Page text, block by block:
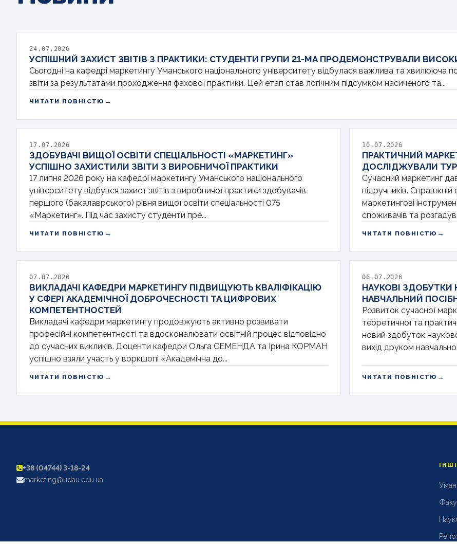
24.07.2026
УСПІШНИЙ ЗАХИСТ ЗВІТІВ З ПРАКТИКИ: СТУДЕНТИ ГРУПИ 21-МА ПРОДЕМОНСТРУВАЛИ
Сьогодні на кафедрі маркетингу Уманського національного університету відбулася важлива та хвилююча
звіти за результатами проходження фахової практики. Цей етап став логічним підсумком насиченого та...
ЧИТАТИ ПОВНІСТЮ →
17.07.2026
ЗДОБУВАЧІ ВИЩОЇ ОСВІТИ СПЕЦІАЛЬНОСТІ «МАРКЕТИНГ»
УСПІШНО ЗАХИСТИЛИ ЗВІТИ З ВИРОБНИЧОЇ ПРАКТИКИ
17 липня 2026 року на кафедрі маркетингу Уманського національного
університету відбувся захист звітів з виробничої практики здобувачів
першого (бакалаврського) рівня вищої освіти спеціальності 075
«Маркетинг». Під час захисту студенти пре...
ЧИТАТИ ПОВНІСТЮ →
10.07.2026
ПРАКТИЧНИЙ
ДОСЛІДЖУВАЛИ
Сучасний маркетинг
підручників.
маркетингові
споживачів та
ЧИТАТИ ПОВНІСТЮ →
07.07.2026
ВИКЛАДАЧІ КАФЕДРИ МАРКЕТИНГУ ПІДВИЩУЮТЬ КВАЛІФІКАЦІЮ
У СФЕРІ АКАДЕМІЧНОЇ ДОБРОЧЕСНОСТІ ТА ЦИФРОВИХ
КОМПЕТЕНТНОСТЕЙ
Викладачі кафедри маркетингу продовжують активно розвивати
професійні компетентності та вдосконалювати освітній процес відповідно
до сучасних викликів. Доценти кафедри Ольга СЕМЕНДА та Ірина КОРМАН
успішно взяли участь у воркшопі «Академічна до...
ЧИТАТИ ПОВНІСТЮ →
06.07.2026
НАУКОВІ
НАВЧАЛЬНИЙ
Розвиток сучасної
теоретичної та
новий здобуток
вихід друком
ЧИТАТИ ПОВНІСТЮ →
+38 (04744) 3-18-24
marketing@udau.edu.ua